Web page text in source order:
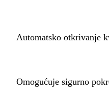
Automatsko otkrivanje
Omogućuje sigurno